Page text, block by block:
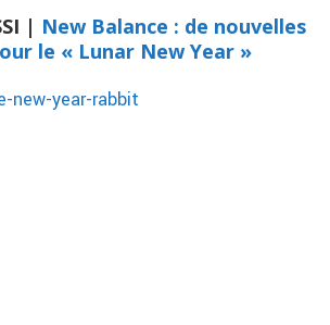
| New Balance : de nouvelles
le « Lunar New Year »